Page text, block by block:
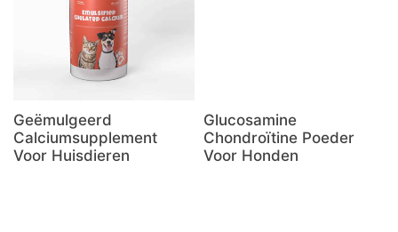
Geëmulgeerd
Calciumsupplement
Voor Huisdieren
Glucosamine
Chondroïtine Poeder
Voor Honden